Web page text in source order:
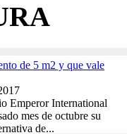
de 5 m2 y que vale
Emperor International
mes de octubre su
de...